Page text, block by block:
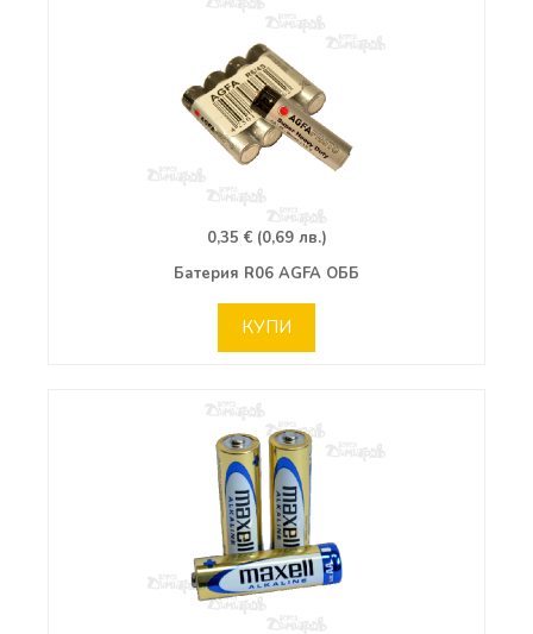
0,35 € (0,69 лв.)
Батерия R06 AGFA ОББ
КУПИ